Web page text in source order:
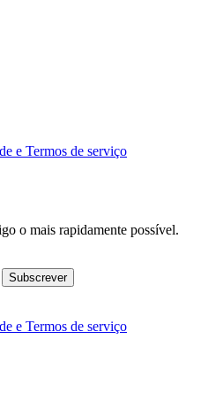
e Termos de serviço
o mais rapidamente possível.
Subscrever
e Termos de serviço